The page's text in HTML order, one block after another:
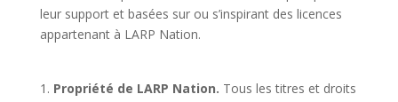
leur support et basées sur ou s’inspirant des licences
appartenant à LARP Nation.
Propriété de LARP Nation. Tous les titres et droits